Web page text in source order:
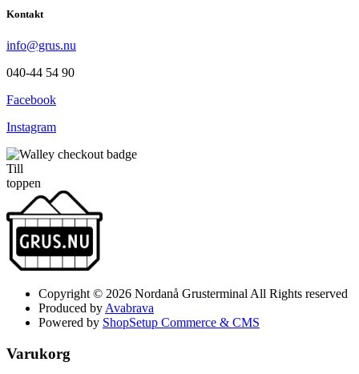
Kontakt
info@grus.nu
040-44 54 90
Facebook
Instagram
Till
toppen
Copyright © 2026 Nordanå Grusterminal All Rights reserved
Produced byAvabrava
Powered by ShopSetup Commerce & CMS
Varukorg